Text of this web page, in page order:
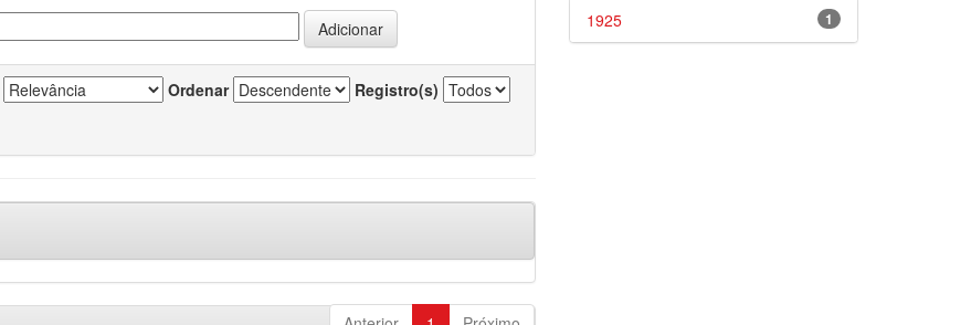
Ordenar Registro(s)
1
1925